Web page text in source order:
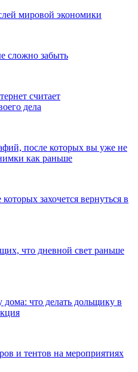
мировой экономики
сложно забыть
считает
дела
после которых вы уже не
как раньше
захочется вернуться в
что дневной свет раньше
дома: что делать дольщику в
и тентов на мероприятиях